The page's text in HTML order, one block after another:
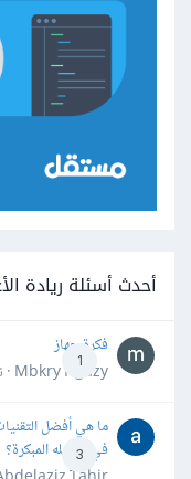
أحدث أسئلة ريادة
1
فكرة جهاز
Mbkry Hgazy · نشر
3
ما هي أفضل
في مراحله المبكرة؟